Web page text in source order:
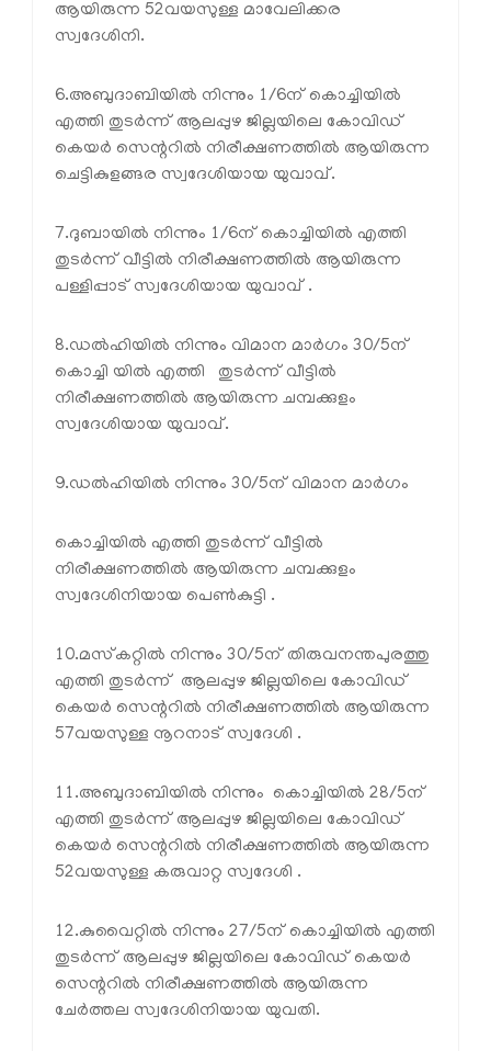
ആയിരുന്ന 52വയസുള്ള മാവേലിക്കര
സ്വദേശിനി.
6.അബുദാബിയില്‍ നിന്നും 1/6ന് കൊച്ചിയില്‍
എത്തി തുടര്‍ന്ന് ആലപ്പുഴ ജില്ലയിലെ കോവിഡ്
കെയര്‍ സെന്ററില്‍ നിരീക്ഷണത്തില്‍ ആയിരുന്ന
ചെട്ടികുളങ്ങര സ്വദേശിയായ യുവാവ്.
7.ദുബായില്‍ നിന്നും 1/6ന് കൊച്ചിയില്‍ എത്തി
തുടര്‍ന്ന് വീട്ടില്‍ നിരീക്ഷണത്തില്‍ ആയിരുന്ന
പള്ളിപ്പാട് സ്വദേശിയായ യുവാവ് .
8.ഡല്‍ഹിയില്‍ നിന്നും വിമാന മാര്‍ഗം 30/5ന്
കൊച്ചി യില്‍ എത്തി തുടര്‍ന്ന് വീട്ടില്‍
നിരീക്ഷണത്തില്‍ ആയിരുന്ന ചമ്പക്കുളം
സ്വദേശിയായ യുവാവ്.
9.ഡല്‍ഹിയില്‍ നിന്നും 30/5ന് വിമാന മാര്‍ഗം
കൊച്ചിയില്‍ എത്തി തുടര്‍ന്ന് വീട്ടില്‍
നിരീക്ഷണത്തില്‍ ആയിരുന്ന ചമ്പക്കുളം
സ്വദേശിനിയായ പെണ്‍കുട്ടി .
10.മസ്‌കറ്റില്‍ നിന്നും 30/5ന് തിരുവനന്തപുരത്തു
എത്തി തുടര്‍ന്ന് ആലപ്പുഴ ജില്ലയിലെ കോവിഡ്
കെയര്‍ സെന്ററില്‍ നിരീക്ഷണത്തില്‍ ആയിരുന്ന
57വയസുള്ള നൂറനാട് സ്വദേശി .
11.അബുദാബിയില്‍ നിന്നും കൊച്ചിയില്‍ 28/5ന്
എത്തി തുടര്‍ന്ന് ആലപ്പുഴ ജില്ലയിലെ കോവിഡ്
കെയര്‍ സെന്ററില്‍ നിരീക്ഷണത്തില്‍ ആയിരുന്ന
52വയസുള്ള കരുവാറ്റ സ്വദേശി .
12.കുവൈറ്റില്‍ നിന്നും 27/5ന് കൊച്ചിയില്‍ എത്തി
തുടര്‍ന്ന് ആലപ്പുഴ ജില്ലയിലെ കോവിഡ് കെയര്‍
സെന്ററില്‍ നിരീക്ഷണത്തില്‍ ആയിരുന്ന
ചേര്‍ത്തല സ്വദേശിനിയായ യുവതി.